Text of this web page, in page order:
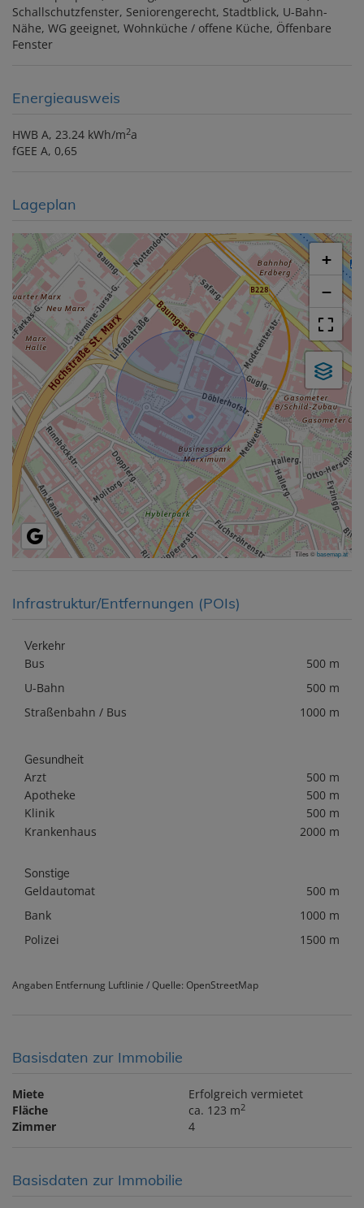
Schallschutzfenster Seniorengerecht Stadtblick U-Bahn-
Nähe WG geeignet Wohnküche / offene Küche Öffenbare
Fenster
Energieausweis
HWB A, 23.24 kWh/m2a
fGEE A, 0,65
Lageplan
+
−
Tiles ©basemap.at
Infrastruktur/Entfernungen (POIs)
Verkehr
Bus
500 m
U-Bahn
500 m
Straßenbahn / Bus
1000 m
Gesundheit
Arzt
500 m
Apotheke
500 m
Klinik
500 m
Krankenhaus
2000 m
Sonstige
Geldautomat
500 m
Bank
1000 m
Polizei
1500 m
Angaben Entfernung Luftlinie / Quelle: OpenStreetMap
Basisdaten zur Immobilie
Miete
Erfolgreich vermietet
Fläche
ca. 123 m2
Zimmer 4
Basisdaten zur Immobilie